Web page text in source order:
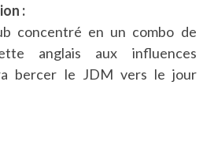
:
concentré en un combo de
anglais aux influences
bercer le JDM vers le jour